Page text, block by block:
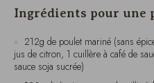
212g de poulet mariné (sans
jus de citron, 1 cuillère à café de
sauce soja sucrée)
180g de haricots verts, bouillis à
70g de boulgour